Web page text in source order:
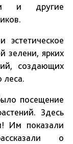
и другие
эстетическое
зелени, ярких
создающих
леса.
посещение
Здесь
Им показали
о